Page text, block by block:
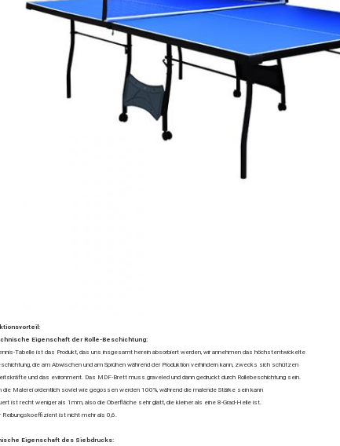
Eigenschaft der Rolle-Beschichtung:
Tabelle ist das Produkt, das uns insgesamt herein absorbiert werden, wir annehmen das höchstentwickelte
die am Abwischen und am Sprühen während der Produktion verhindern kann, zwecks sich schützen
und das evironment. Das MDF-Brett muss graveled und dann gedruckt durch Rollebeschichtung sein.
die Malerei ordentlich soviel wie gegossen werden 100%, während die malende Stärke sein kann
ist recht weniger als 1mm, also die Oberfläche sehr glatt, die kleiner als eine 8-Grad-Helle ist.
Reibungskoeffizient ist nicht mehr als 0,6.
Eigenschaft des Siebdrucks: